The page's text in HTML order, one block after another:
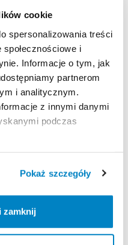
cookie
spersonalizowania treści
i
Informacje o tym, jak
partnerom
i analitycznym.
z innymi danymi
podczas
Pokaż szczegóły
zamknij
aby wyjąć
​,​ dzięki czemu
bez konieczności
do kamizelki
plecakiem
lub
rozmiarze dla
regulacji
– doskonała